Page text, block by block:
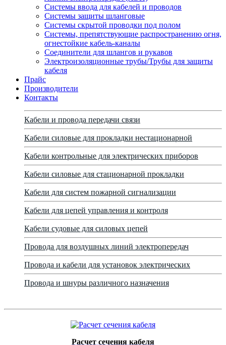
Системы ввода для кабелей и проводов
Системы защиты шланговые
Системы скрытой проводки под полом
Системы, препятствующие распространению огня,
огнестойкие кабель-каналы
Соединители для шлангов и рукавов
Электроизоляционные трубы/Трубы для защиты
кабеля
Прайс
Производители
Контакты
Кабели и провода передачи связи
Кабели силовые для прокладки нестационарной
Кабели контрольные для электрических приборов
Кабели силовые для стационарной прокладки
Кабели для систем пожарной сигнализации
Кабели для цепей управления и контроля
Кабели судовые для силовых цепей
Провода для воздушных линий электропередач
Провода и кабели для установок электрических
Провода и шнуры различного назначения
Расчет сечения кабеля